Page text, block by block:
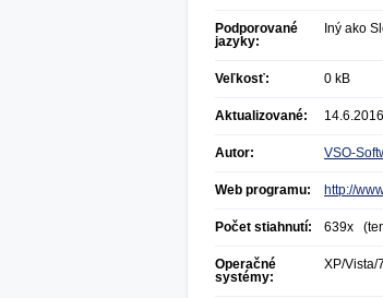
Podporované
jazyky:
Iný ako
Veľkosť: 0 kB
Aktualizované: 14.6.2016
Autor: VSO-
Web programu: http://
Počet stiahnutí: 639x
Operačné
systémy:
XP/Vista/